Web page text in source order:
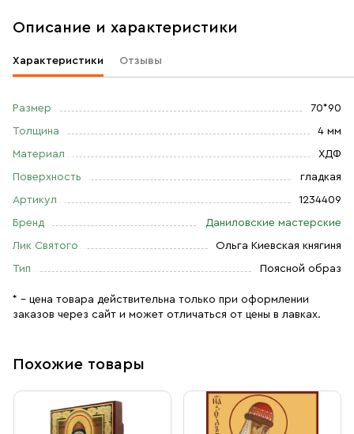
Описание и характеристики
Характеристики Отзывы
Размер 70*90
Толщина 4 мм
Материал ХДФ
Поверхность гладкая
Артикул 1234409
Бренд Даниловские мастерские
Лик Святого Ольга Киевская княгиня
Тип Поясной образ
* – цена товара действительна только при оформлении
заказов через сайт и может отличаться от цены в лавках.
Похожие товары